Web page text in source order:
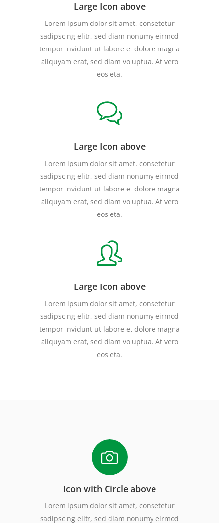
Large Icon above
Lorem ipsum dolor sit amet, consetetur
sadipscing elitr, sed diam nonumy eirmod
tempor invidunt ut labore et dolore magna
aliquyam erat, sed diam voluptua. At vero
eos eta.
Large Icon above
Lorem ipsum dolor sit amet, consetetur
sadipscing elitr, sed diam nonumy eirmod
tempor invidunt ut labore et dolore magna
aliquyam erat, sed diam voluptua. At vero
eos eta.
Large Icon above
Lorem ipsum dolor sit amet, consetetur
sadipscing elitr, sed diam nonumy eirmod
tempor invidunt ut labore et dolore magna
aliquyam erat, sed diam voluptua. At vero
eos eta.
Icon with Circle above
Lorem ipsum dolor sit amet, consetetur
sadipscing elitr, sed diam nonumy eirmod